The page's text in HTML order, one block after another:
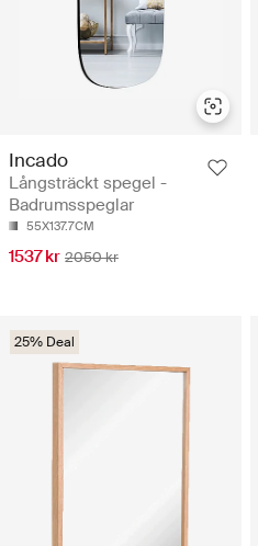
Incado
Långsträckt spegel -
Badrumsspeglar
55X137.7CM
1537 kr 2050 kr
25% Deal